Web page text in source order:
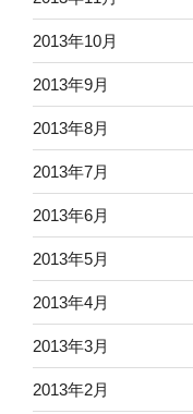
2013年10月
2013年9月
2013年8月
2013年7月
2013年6月
2013年5月
2013年4月
2013年3月
2013年2月